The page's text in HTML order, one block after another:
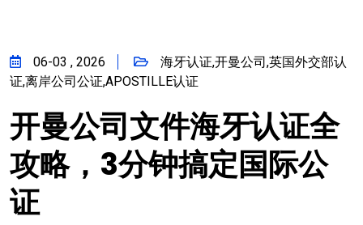
06-03 , 2026
海牙认证,开曼公司,英国外交部认
证,离岸公司公证,APOSTILLE认证
开曼公司文件海牙认证全
攻略，3分钟搞定国际公
证